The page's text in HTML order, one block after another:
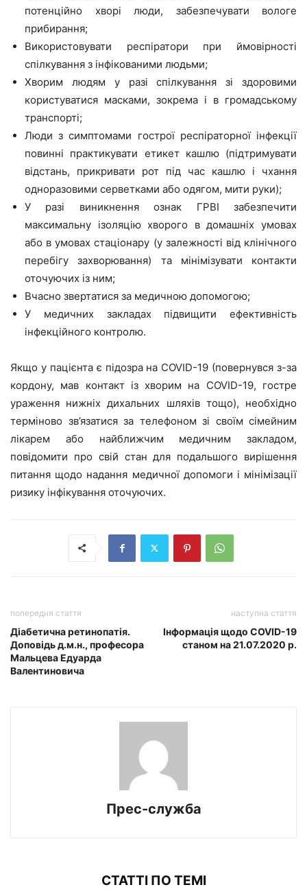
потенційно хворі люди, забезпечувати вологе
прибирання;
Використовувати респіратори при ймовірності
спілкування з інфікованими людьми;
Хворим людям у разі спілкування зі здоровими
користуватися масками, зокрема і в громадському
транспорті;
Люди з симптомами гострої респіраторної інфекції
повинні практикувати етикет кашлю (підтримувати
відстань, прикривати рот під час кашлю і чхання
одноразовими серветками або одягом, мити руки);
У разі виникнення ознак ГРВІ забезпечити
максимальну ізоляцію хворого в домашніх умовах
або в умовах стаціонару (у залежності від клінічного
перебігу захворювання) та мінімізувати контакти
оточуючих із ним;
Вчасно звертатися за медичною допомогою;
У медичних закладах підвищити ефективність
інфекційного контролю.
Якщо у пацієнта є підозра на COVID-19 (повернувся з-за
кордону, мав контакт із хворим на COVID-19, гостре
ураження нижніх дихальних шляхів тощо), необхідно
терміново зв’язатися за телефоном зі своїм сімейним
лікарем або найближчим медичним закладом,
повідомити про свій стан для подальшого вирішення
питання щодо надання медичної допомоги і мінімізації
ризику інфікування оточуючих.
попередня стаття
Діабетична ретинопатія.
Доповідь д.м.н., професора
Мальцева Едуарда
Валентиновича
наступна стаття
Інформація щодо COVID-19
станом на 21.07.2020 р.
Прес-служба
СТАТТІ ПО ТЕМІ